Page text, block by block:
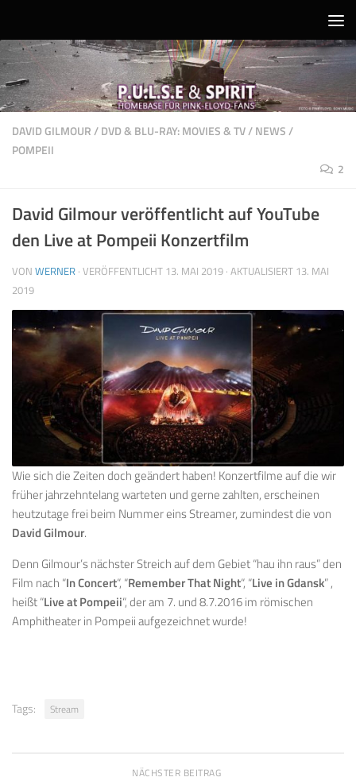
DAVID GILMOUR/DVD & BLU-RAY: MOVIES & TV/NEWS/
POMPEII
2
David Gilmour veröffentlicht auf YouTube
den Live at Pompeii Konzertfilm
VON WERNER · VERÖFFENTLICHT 13. MAI 2019 · AKTUALISIERT 13. MAI
2019
Wie sich die Zeiten doch geändert haben! Konzertfilme auf die wir
früher jahrzehntelang warteten und gerne zahlten, erscheinen
heutzutage frei beim Nummer eins Streamer, zumindest die von
David Gilmour.
Denn Gilmour’s nächster Streich auf dem Gebiet “hau ihn raus” den
Film nach “In Concert“, “Remember That Night“, “Live in Gdansk” ,
heißt “Live at Pompeii“, der am 7. und 8.7.2016 im römischen
Amphitheater in Pompeii aufgezeichnet wurde!
Tags: Stream
NÄCHSTER BEITRAG